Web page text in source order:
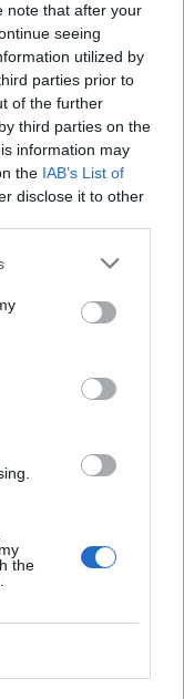
note that after your
seeing
utilized by
parties prior to
of the further
third parties on the
information may
the IAB’s List of
disclose it to other
the
të
it në të
Meta dhe
thirrje për frenim
të dalë jashtë